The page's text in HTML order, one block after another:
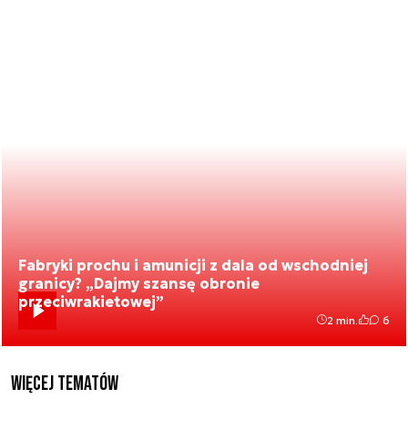
Fabryki prochu i amunicji z dala od wschodniej
granicy? „Dajmy szansę obronie
przeciwrakietowej”
2 min. 6
Więcej tematów